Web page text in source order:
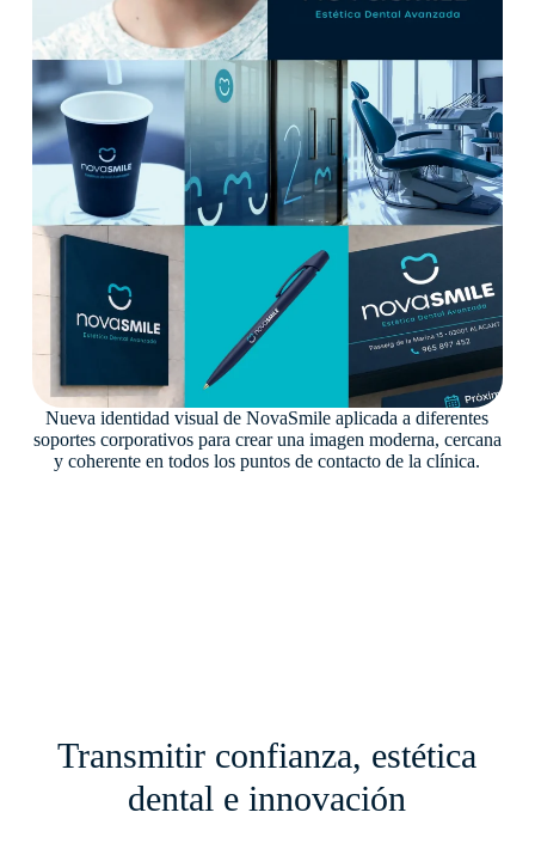
Nueva identidad visual de NovaSmile aplicada a diferentes
soportes corporativos para crear una imagen moderna, cercana
y coherente en todos los puntos de contacto de la clínica.
Transmitir confianza, estética
dental e innovación